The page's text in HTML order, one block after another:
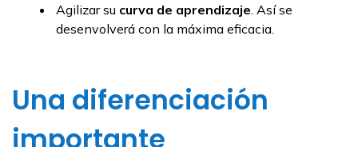
Agilizar su curva de aprendizaje. Así se
desenvolverá con la máxima eficacia.
Una diferenciación